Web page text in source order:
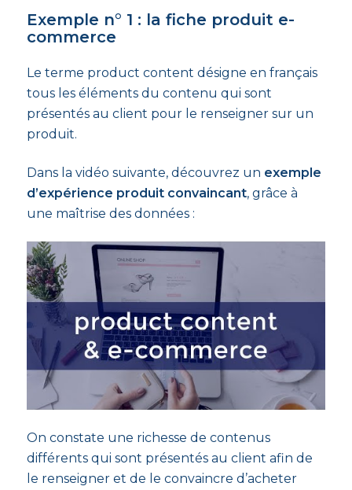
Exemple n° 1 : la fiche produit e-
commerce
Le terme product content désigne en français
tous les éléments du contenu qui sont
présentés au client pour le renseigner sur un
produit.
Dans la vidéo suivante, découvrez un exemple
d’expérience produit convaincant, grâce à
une maîtrise des données :
On constate une richesse de contenus
différents qui sont présentés au client afin de
le renseigner et de le convaincre d’acheter